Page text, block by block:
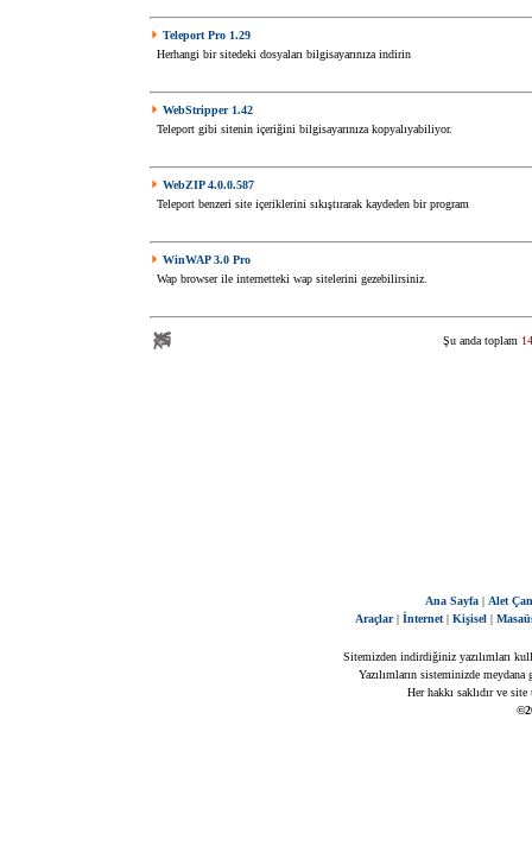
Teleport Pro 1.29
Herhangi bir sitedeki dosyaları bilgisayarınıza indirin
WebStripper 1.42
Teleport gibi sitenin içeriğini bilgisayarınıza kopyalıyabiliyor.
WebZIP 4.0.0.587
Teleport benzeri site içeriklerini sıkıştırarak kaydeden bir program
WinWAP 3.0 Pro
Wap browser ile internetteki wap sitelerini gezebilirsiniz.
Şu anda toplam 14
Ana Sayfa| Alet
Araçlar| İnternet| Kişisel|
Sitemizden indirdiğiniz yazılımları
Yazılımların sisteminizde
Her hakkı saklıdır ve